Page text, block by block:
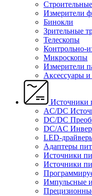
Измерители
Бинокли
Зрительные
Телескопы
Контрольно-
Микроскопы
Измерители
Аксессуары
Источники
AC/DC
DC/DC
DC/AC
LED-
Адаптеры
Источники
Источники
Импульсные